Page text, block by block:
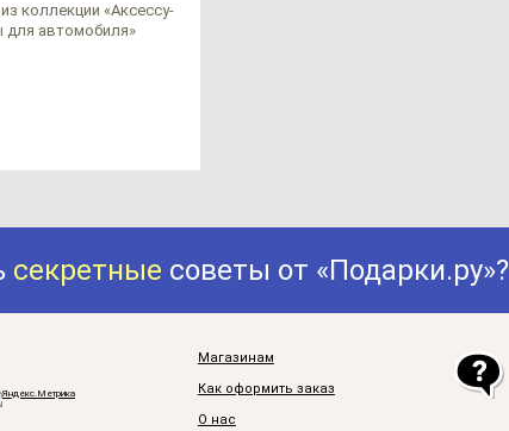
кол­лек­ции «Аксес­су­
для ав­то­мо­би­ля»
секретные советы от «Подарки.ру»?
Магазинам
Как оформить заказ
О нас